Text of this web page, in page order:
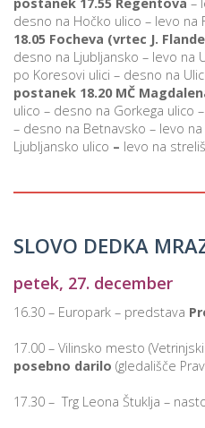
desno na Hočko ulico – levo na
18.05 Focheva (vrtec J.
desno na Ljubljansko – levo na
po Koresovi ulici – desno na
postanek 18.20 MČ
ulico – desno na Gorkega ulico
– desno na Betnavsko – levo
Ljubljansko ulico – levo na
SLOVO DEDKA
petek, 27. december
16.30 – Europark – predstava
17.00 – Vilinsko mesto
posebno darilo (gledališče
17.30 – Trg Leona Štuklja –